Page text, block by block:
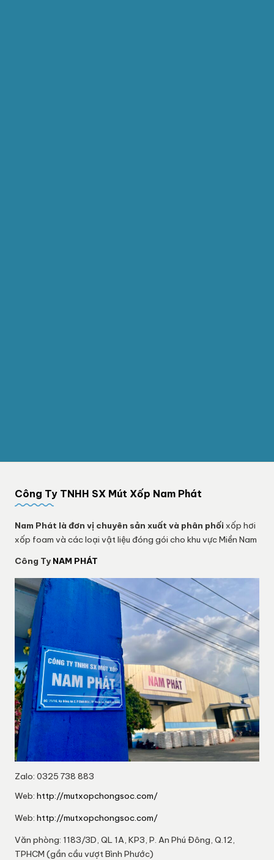
Công Ty TNHH SX Mút Xốp Nam Phát
Nam Phát là đơn vị chuyên sản xuất và phân phối xốp hơi
xốp foam và các loại vật liệu đóng gói cho khu vực Miền Nam
Công Ty NAM PHÁT
Zalo: 0325 738 883
Web: http://mutxopchongsoc.com/
Web: http://mutxopchongsoc.com/
Văn phòng: 1183/3D, QL 1A, KP3, P. An Phú Đông, Q.12,
TPHCM (gần cầu vượt Bình Phước)